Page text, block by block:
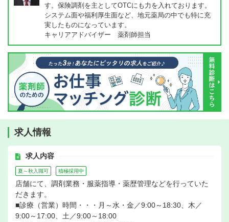
す。保険調剤を主としてOTCにも力を入れております。
システム面や福利厚生面など、地元薬局の中でも特に充
実したものになっています。
キャリアアドバイザー 薬剤師担当
求人情報
求人内容
夏～秋入職可 積極採用中
店舗にて、調剤業務・服薬指導・薬歴管理などを行っていた
だきます。
■診療（営業）時間・・・月～水・金／9:00～18:30、木／
9:00～17:00、土／9:00～18:00